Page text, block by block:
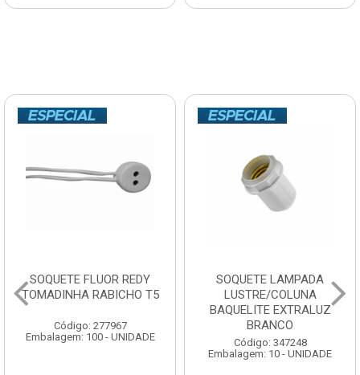
SOQUETE LAMPADA
LUSTRE/COLUNA
BRANCO
Código: 347248
DISCO LIXA DIS-FLEX
CARBONO GRANITO E
MADEIRA 7” 60
Código: 123200
Embalagem: 10 - UNIDADE